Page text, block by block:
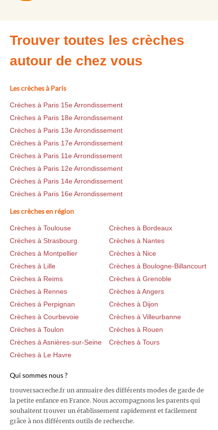
Trouver toutes les crèches
autour de chez vous
Les crèches à Paris
Crèches à Paris 15e Arrondissement
Crèches à Paris 18e Arrondissement
Crèches à Paris 13e Arrondissement
Crèches à Paris 17e Arrondissement
Crèches à Paris 11e Arrondissement
Crèches à Paris 12e Arrondissement
Crèches à Paris 14e Arrondissement
Crèches à Paris 16e Arrondissement
Les crèches en région
Crèches à Toulouse
Crèches à Bordeaux
Crèches à Strasbourg
Crèches à Nantes
Crèches à Montpellier
Crèches à Nice
Crèches à Lille
Crèches à Boulogne-Billancourt
Crèches à Reims
Crèches à Grenoble
Crèches à Rennes
Crèches à Angers
Crèches à Perpignan
Crèches à Dijon
Crèches à Courbevoie
Crèches à Villeurbanne
Crèches à Toulon
Crèches à Rouen
Crèches à Asnières-sur-Seine
Crèches à Tours
Crèches à Le Havre
Qui sommes nous ?
trouversacreche.fr un annuaire des différents modes de garde de
la petite enfance en France. Nous accompagnons les parents qui
souhaitent trouver un établissement rapidement et facilement
grâce à nos différents outils de recherche.